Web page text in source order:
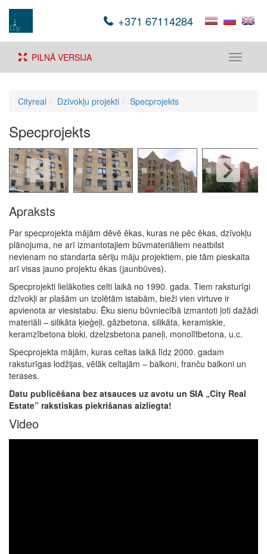
+371 67114284
Toggle
PILNĀ VERSIJA
Cityreal Dzīvokļu projekti Specprojekts
Specprojekts
Apraksts
Par specprojekta mājām dēvē ēkas, kuras ne pēc ēkas, dzīvokļu
plānojuma, ne arī izmantotajiem būvmateriāliem neatbilst
nevienam no standarta sēriju māju projektiem, pie tām pieskaita
arī visas jauno projektu ēkas (jaunbūves).
Specprojekti lielākoties celti laikā no 1990. gada. Tiem raksturīgi
dzīvokļi ar plašām un izolētām istabām, bieži vien virtuve ir
apvienota ar viesistabu. Ēku sienu būvniecībā izmantoti ļoti dažādi
materiāli – silikāta ķieģeļi, gāzbetona, silikāta, keramiskie,
keramzībetona bloki, dzelzsbetona paneļi, monolītbetona, u.c.
Specprojekta mājām, kuras celtas laikā līdz 2000. gadam
raksturīgas lodžijas, vēlāk celtajām – balkoni, franču balkoni un
terases.
Datu publicēšana bez atsauces uz avotu un SIA „City Real
Estate” rakstiskas piekrišanas aizliegta!
Video